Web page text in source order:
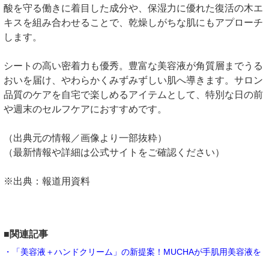
酸を守る働きに着目した成分や、保湿力に優れた復活の木エ
キスを組み合わせることで、乾燥しがちな肌にもアプローチ
します。
シートの高い密着力も優秀。豊富な美容液が角質層までうる
おいを届け、やわらかくみずみずしい肌へ導きます。サロン
品質のケアを自宅で楽しめるアイテムとして、特別な日の前
や週末のセルフケアにおすすめです。
（出典元の情報／画像より一部抜粋）
（最新情報や詳細は公式サイトをご確認ください）
※出典：報道用資料
■関連記事
・「美容液＋ハンドクリーム」の新提案！MUCHAが手肌用美容液を